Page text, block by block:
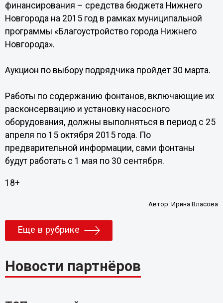
финансирования – средства бюджета Нижнего
Новгорода на 2015 год в рамках муниципальной
программы «Благоустройство города Нижнего
Новгорода».
Аукцион по выбору подрядчика пройдет 30 марта.
Работы по содержанию фонтанов, включающие их
расконсервацию и установку насосного
оборудования, должны выполняться в период с 25
апреля по 15 октября 2015 года. По
предварительной информации, сами фонтаны
будут работать с 1 мая по 30 сентября.
18+
Автор:Ирина Власова
Еще в рубрике
Новости партнёров